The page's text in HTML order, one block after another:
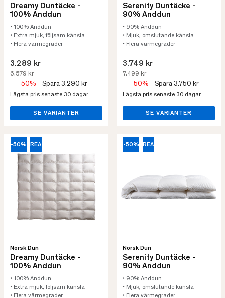
Dreamy Duntäcke -
100% Anddun
• 100% Anddun
• Extra mjuk, följsam känsla
• Flera värmegrader
3.289 kr
6.579 kr
-50% Spara 3.290 kr
Lägsta pris senaste 30 dagar
SE VARIANTER
Serenity Duntäcke -
90% Anddun
• 90% Anddun
• Mjuk, omslutande känsla
• Flera värmegrader
3.749 kr
7.499 kr
-50% Spara 3.750 kr
Lägsta pris senaste 30 dagar
SE VARIANTER
-50% REA
Norsk Dun
Dreamy Duntäcke -
100% Anddun
• 100% Anddun
• Extra mjuk, följsam känsla
• Flera värmegrader
-50% REA
Norsk Dun
Serenity Duntäcke -
90% Anddun
• 90% Anddun
• Mjuk, omslutande känsla
• Flera värmegrader